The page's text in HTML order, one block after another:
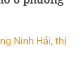
Ninh Hải, thị